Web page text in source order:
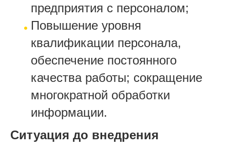
предприятия с персоналом;
Повышение уровня
квалификации персонала,
обеспечение постоянного
качества работы; сокращение
многократной обработки
информации.
Ситуация до внедрения